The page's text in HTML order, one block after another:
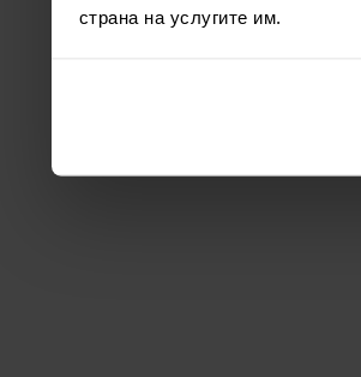
страна на услугите им.